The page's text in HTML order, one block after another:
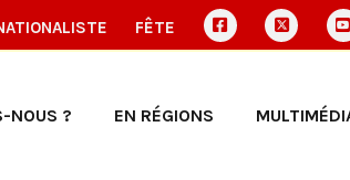
FÊTE
NOUS ? EN RÉGIONS